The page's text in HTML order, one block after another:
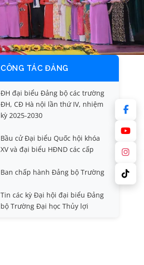
CÔNG TÁC ĐẢNG
ĐH đại biểu Đảng bộ các trường
ĐH, CĐ Hà nội lần thứ IV, nhiệm
kỳ 2025-2030
Bầu cử Đại biểu Quốc hội khóa
XV và đại biểu HĐND các cấp
Ban chấp hành Đảng bộ Trường
Tin các kỳ Đại hội đại biểu Đảng
bộ Trường Đại học Thủy lợi